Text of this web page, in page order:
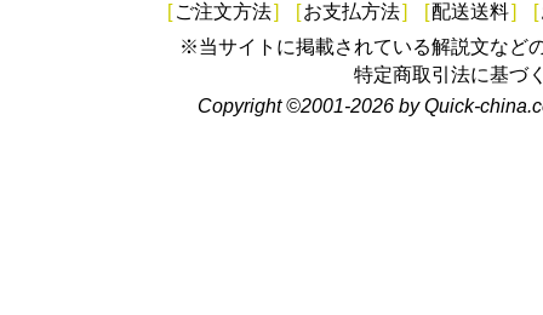
[ ご注文方法] [お支払方法] [配送送料] [
※当サイトに掲載されている解説文など
特定商取引法に基づ
Copyright ©2001-2026 by Quick-